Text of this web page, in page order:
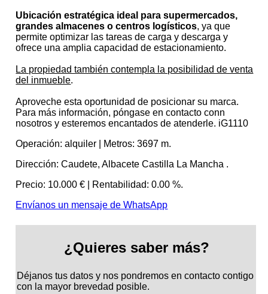
Ubicación estratégica ideal para supermercados,
grandes almacenes o centros logísticos, ya que
permite optimizar las tareas de carga y descarga y
ofrece una amplia capacidad de estacionamiento.
La propiedad también contempla la posibilidad de venta
del inmueble.
Aproveche esta oportunidad de posicionar su marca.
Para más información, póngase en contacto conn
nosotros y esteremos encantados de atenderle. iG1110
Operación: alquiler | Metros: 3697 m.
Dirección: Caudete, Albacete Castilla La Mancha .
Precio: 10.000 € | Rentabilidad: 0.00 %.
Envíanos un mensaje de WhatsApp
¿Quieres saber más?
Déjanos tus datos y nos pondremos en contacto contigo
con la mayor brevedad posible.